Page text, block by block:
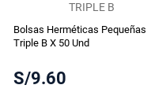
TRIPLE B
Bolsas Herméticas Pequeñas
Triple B X 50 Und
S/9.60